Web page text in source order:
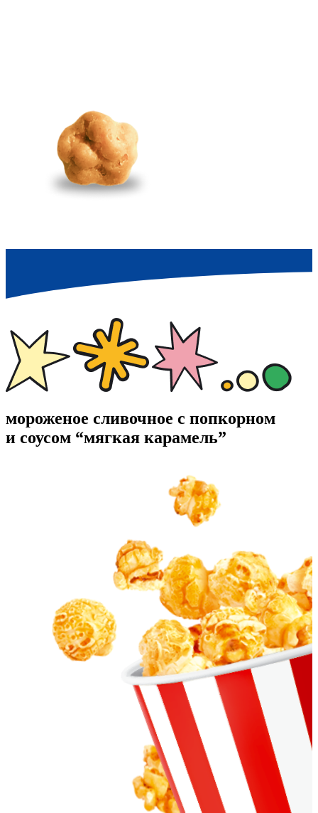
мороженое сливочное с попкорном
и соусом “мягкая карамель”